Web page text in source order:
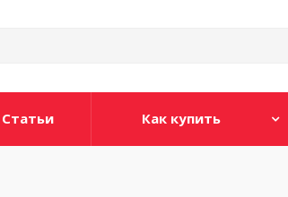
Статьи Как купить